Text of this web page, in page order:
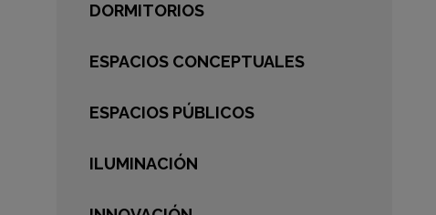
DORMITORIOS
ESPACIOS CONCEPTUALES
ESPACIOS PÚBLICOS
ILUMINACIÓN